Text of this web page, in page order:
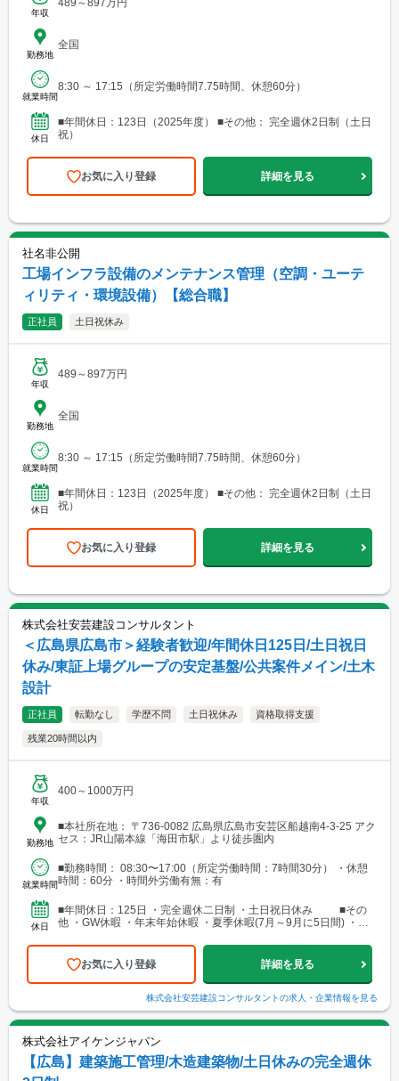
年収
勤務地
全国
就業時間
8:30 ～ 17:15（所定労働時間7.75時間、休憩60分）
休日
■年間休日：123日（2025年度） ■その他： 完全週休2日制（土日
祝）
お気に入り登録 詳細を見る
社名非公開
工場インフラ設備のメンテナンス管理（空調・ユーテ
ィリティ・環境設備）【総合職】
正社員 土日祝休み
年収
489～897万円
勤務地
全国
就業時間
8:30 ～ 17:15（所定労働時間7.75時間、休憩60分）
休日
■年間休日：123日（2025年度） ■その他： 完全週休2日制（土日
祝）
お気に入り登録 詳細を見る
株式会社安芸建設コンサルタント
＜広島県広島市＞経験者歓迎/年間休日125日/土日祝日
休み/東証上場グループの安定基盤/公共案件メイン/土木
設計
正社員 転勤なし 学歴不問 土日祝休み 資格取得支援
残業20時間以内
年収
400～1000万円
勤務地
■本社所在地： 〒736-0082 広島県広島市安芸区船越南4-3-25 アク
セス：JR山陽本線「海田市駅」より徒歩圏内
就業時間
■勤務時間： 08:30〜17:00（所定労働時間：7時間30分） ・休憩
時間：60分 ・時間外労働有無：有
休日
■年間休日：125日 ・完全週休二日制 ・土日祝日休み ■その
他 ・GW休暇 ・年末年始休暇 ・夏季休暇(7月～9月に5日間) ・慶
お気に入り登録 詳細を見る
株式会社安芸建設コンサルタントの求人・企業情報を見る
株式会社アイケンジャパン
【広島】建築施工管理/木造建築物/土日休みの完全週休